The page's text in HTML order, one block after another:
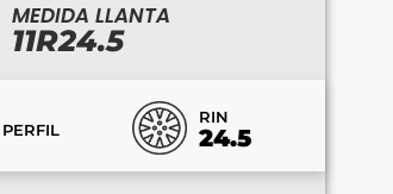
MEDIDA LLANTA
11R24.5
PERFIL
RIN
24.5